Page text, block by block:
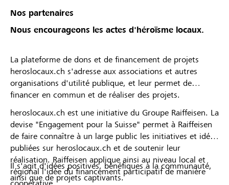
oder Organisationsprofile vom Lokalbonus
auszuschliessen.
Nos partenaires
Nous encourageons les actes d'héroïsme locaux.
La plateforme de dons et de financement de projets
heroslocaux.ch s'adresse aux associations et autres
organisations d'utilité publique, et leur permet de
financer en commun et de réaliser des projets.
heroslocaux.ch est une initiative du Groupe Raiffeisen. La
devise "Engagement pour la Suisse" permet à Raiffeisen
de faire connaître à un large public les initiatives et idées
publiées sur heroslocaux.ch et de soutenir leur
réalisation. Raiffeisen applique ainsi au niveau local et
régional l'idée du financement participatif de manière
Il s'agit d'idées positives, bénéfiques à la communauté,
ainsi que de projets captivants.